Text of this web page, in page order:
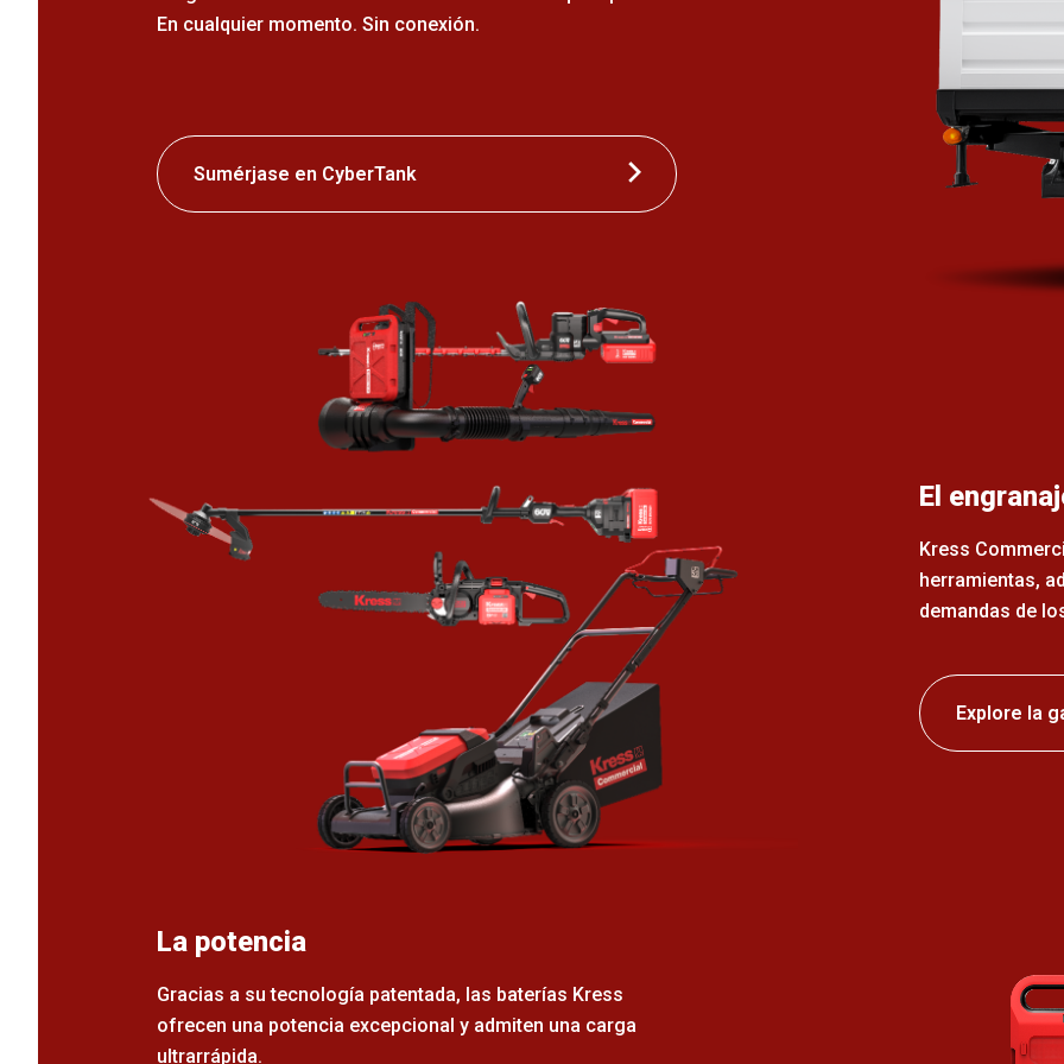
En cualquier momento. Sin conexión.
Sumérjase en CyberTank
El
Kress
herramientas,
demandas de
Explore la
La potencia
Gracias a su tecnología patentada, las baterías Kress
ofrecen una potencia excepcional y admiten una carga
ultrarrápida.